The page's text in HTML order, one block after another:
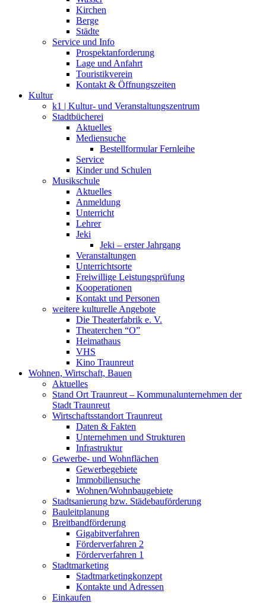
Kirchen
Berge
Städte
Service und Info
Prospektanforderung
Lage und Anfahrt
Touristikverein
Kontakt & Öffnungszeiten
Kultur
k1 | Kultur- und Veranstaltungszentrum
Stadtbücherei
Aktuelles
Mediensuche
Bestellformular Fernleihe
Service
Kinder und Schulen
Musikschule
Aktuelles
Anmeldung
Unterricht
Lehrer
Jeki
Jeki – erster Jahrgang
Veranstaltungen
Unterrichtsorte
Freiwillige Leistungsprüfung
Kooperationen
Kontakt und Personen
weitere kulturelle Angebote
Die Theaterfabrik e. V.
Theaterchen “O”
Heimathaus
VHS
Kino Traunreut
Wohnen, Wirtschaft, Bauen
Aktuelles
Stand Ort Traunreut – Kommunalunternehmen der
Stadt Traunreut
Wirtschaftsstandort Traunreut
Daten & Fakten
Unternehmen und Strukturen
Infrastruktur
Gewerbe- und Wohnflächen
Gewerbegebiete
Immobiliensuche
Wohnen/Wohnbaugebiete
Stadtsanierung bzw. Städebauförderung
Bauleitplanung
Breitbandförderung
Gigabitverfahren
Förderverfahren 2
Förderverfahren 1
Stadtmarketing
Stadtmarketingkonzept
Kontakte und Adressen
Einkaufen